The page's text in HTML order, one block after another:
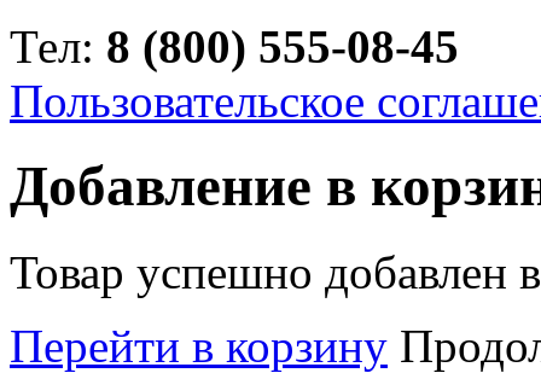
Тел: 8 (800) 555-08-45
Пользовательское
Добавление в
Товар успешно добавлен
Перейти в корзину